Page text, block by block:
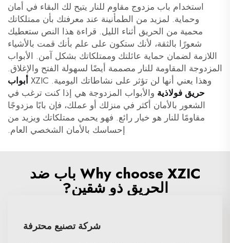
استخدام باب مزدوج مقاوم للنار يتيح لك البقاء في أمان
وحماية. لمزيد من الطمأنينة عند معرفتك بأن ممتلكاتك
محمية من الحريق أثناء الليل. قراءة هذا النص ستعطيك
شعورًا بالثقة، لأنك ستكون على علم بأنك قمت بالأشياء
اللازمة لضمان حماية عائلتك وممتلكاتك بشكل آمن. الأبواب
المزدوجة المقاومة للنار مصممة أيضًا لسهولة الفتح والإغلاق.
وهذا يعني أنها لن تؤثر على نشاطاتك اليومية. XZIC
أبواب
حريق فولاذية والأبواب المزدوجة هي إذا كنت ترغب في
الشعور بالأمان أكثر في منزلك أو عملك، فإن بابًا مزدوجًا
مقاومًا للنار هو خيار رائع. فهو يحمي ممتلكاتك ويزيد من
إحساسك بالأمان الشخصي العام.
Why choose XZIC باب ضد
الحريق ذو شقين?
شركة تصنيع محترفة